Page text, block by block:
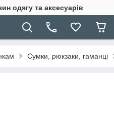
одягу та аксесуарів
Сумки, рюкзаки, гаманці